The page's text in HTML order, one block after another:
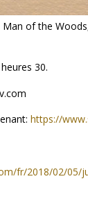
of the
30.
https://
fr/2018/02/05/